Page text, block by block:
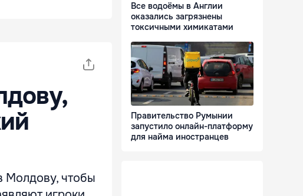
Молдову, чтобы
Все водоёмы в Англии
оказались загрязнены
токсичными химикатами
Правительство Румынии
запустило онлайн-платформу
для найма иностранцев